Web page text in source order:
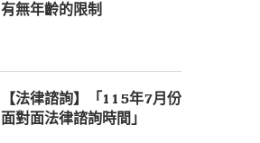
有無年齡的限制
【法律諮詢】「115年7月份
面對面法律諮詢時間」